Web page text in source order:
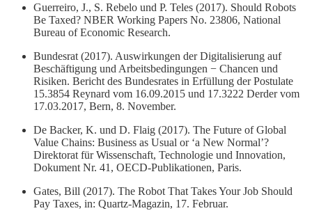
Guerreiro, J., S. Rebelo und P. Teles (2017). Should Robots
Be Taxed? NBER Working Papers No. 23806, National
Bureau of Economic Research.
Bundesrat (2017). Auswirkungen der Digitalisierung auf
Beschäftigung und Arbeitsbedingungen − Chancen und
Risiken. Bericht des Bundesrates in Erfüllung der Postulate
15.3854 Reynard vom 16.09.2015 und 17.3222 Derder vom
17.03.2017, Bern, 8. November.
De Backer, K. und D. Flaig (2017). The Future of Global
Value Chains: Business as Usual or ‘a New Normal’?
Direktorat für Wissenschaft, Technologie und Innovation,
Dokument Nr. 41, OECD-Publikationen, Paris.
Gates, Bill (2017). The Robot That Takes Your Job Should
Pay Taxes, in: Quartz-Magazin, 17. Februar.